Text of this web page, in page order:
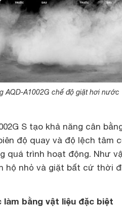
AQD-A1002G chế độ giặt hơi nước
S tạo khả năng cân
độ quay và độ lệch tâm
quá trình hoạt động. Như
hộ nhỏ và giặt bất cứ thời
bằng vật liệu đặc biệt